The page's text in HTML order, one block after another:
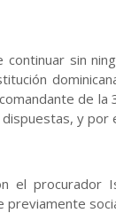
continuar sin
de la
y por
el procurador
previamente